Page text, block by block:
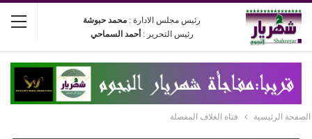
رئيس مجلس الادارة : محمد حبوشة
رئيس التحرير : أحمد السماحي
الصفحة الرئيسية فتاة الغلاف المفضلة